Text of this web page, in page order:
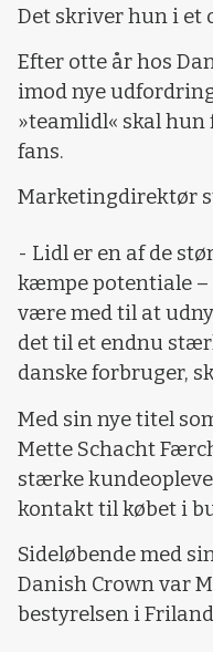
Det skriver hun i et
Efter otte år hos
imod nye
»teamlidl« skal
fans.
Marketingdirektør
- Lidl er en af de
kæmpe potentiale –
være med til at
det til et endnu
danske forbruger,
Med sin nye titel
Mette Schacht
stærke
kontakt til købet i
Sideløbende med
Danish Crown var
bestyrelsen i